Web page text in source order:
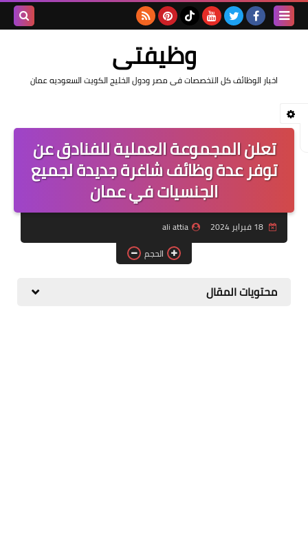
وظيفتى
اخبار الوظائف كل التخصصات فى مصر ودول الخليج الكويت السعوديه عمان
تعلن المجموعة العملية للفنادق عن
توفر عدة وظائف شاغرة جديدة لجميع
الجنسيات في عمان
18 فبراير 2024
ali attia
الحجم
محتويات المقال